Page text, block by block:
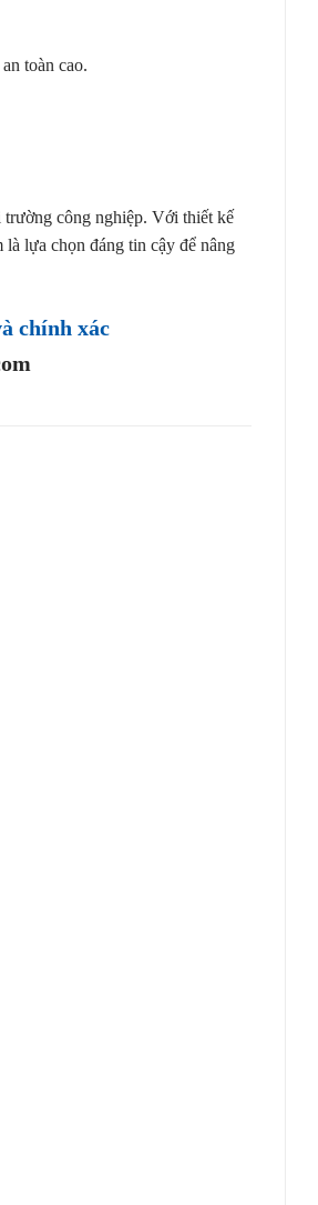
toàn cao.
trường công nghiệp. Với thiết kế
là lựa chọn đáng tin cậy để nâng
chính xác